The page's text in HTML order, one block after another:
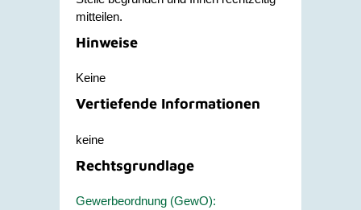
mitteilen.
Hinweise
Keine
Vertiefende Informationen
keine
Rechtsgrundlage
Gewerbeordnung (GewO):